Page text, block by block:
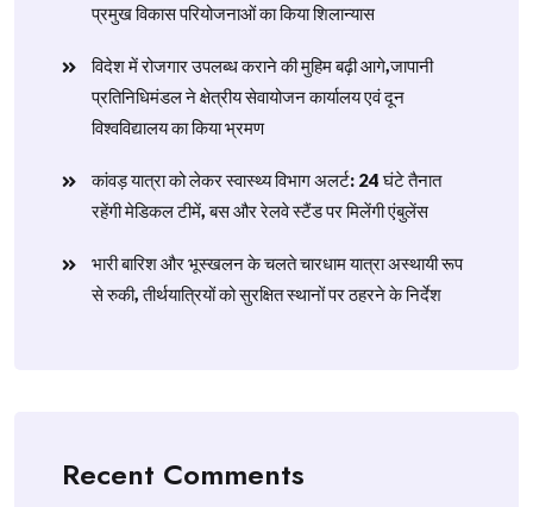
प्रमुख विकास परियोजनाओं का किया शिलान्यास
विदेश में रोजगार उपलब्ध कराने की मुहिम बढ़ी आगे,जापानी
प्रतिनिधिमंडल ने क्षेत्रीय सेवायोजन कार्यालय एवं दून
विश्वविद्यालय का किया भ्रमण
​कांवड़ यात्रा को लेकर स्वास्थ्य विभाग अलर्ट: 24 घंटे तैनात
रहेंगी मेडिकल टीमें, बस और रेलवे स्टैंड पर मिलेंगी एंबुलेंस
​भारी बारिश और भूस्खलन के चलते चारधाम यात्रा अस्थायी रूप
से रुकी, तीर्थयात्रियों को सुरक्षित स्थानों पर ठहरने के निर्देश
Recent Comments